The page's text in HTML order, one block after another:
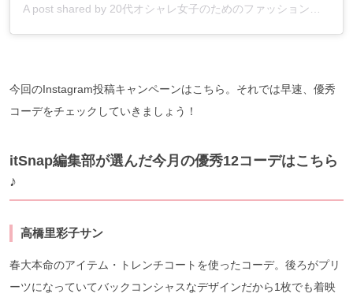
A post shared by 20代オシャレ女子のためのファッションアプリ『itSnap』
今回のInstagram投稿キャンペーンはこちら。それでは早速、優秀
コーデをチェックしていきましょう！
itSnap編集部が選んだ今月の優秀12コーデはこちら
♪
高橋里彩子サン
春大本命のアイテム・トレンチコートを使ったコーデ。後ろがプリ
ーツになっていてバックコンシャスなデザインだから1枚でも着映